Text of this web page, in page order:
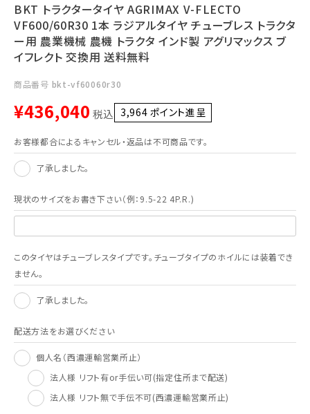
メールでのお問い合わせ
info@agriz.net
0739-72-4532
24時間受付
BKT トラクタータイヤ AGRIMAX V-FLECTO
VF600/60R30 1本 ラジアルタイヤ チューブレス トラクタ
ー用 農業機械 農機 トラクタ インド製 アグリマックス ブ
イフレクト 交換用 送料無料
商品番号 bkt-vf60060r30
¥436,040 税込 3,964 ポイント進呈 ]
お客様都合によるキャンセル・返品は不可商品です。
了承しました。
現状のサイズをお書き下さい（例：9.5-22 4P.R.)
このタイヤはチューブレスタイプです。チューブタイプのホイルには装着でき
ません。
了承しました。
配送方法をお選びください
個人名（西濃運輸営業所止）
法人様 リフト有or手伝い可(指定住所まで配送)
法人様 リフト無で手伝不可(西濃運輸営業所止)